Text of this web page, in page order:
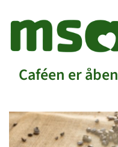
Caféen er åben